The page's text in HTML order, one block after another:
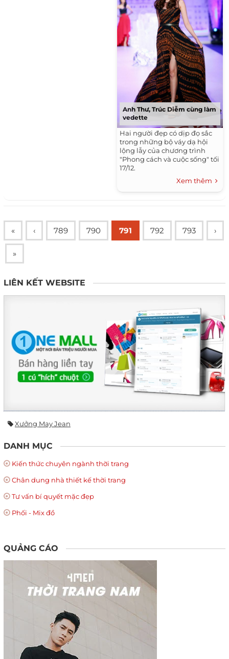
Anh Thư, Trúc Diễm cùng làm
vedette
Hai người đẹp có dịp đọ sắc
trong những bộ váy dạ hội
lộng lẫy của chương trình
"Phong cách và cuộc sống" tối
17/12.
Xem thêm
« ‹ 789 790 791 792 793 ›
»
LIÊN KẾT WEBSITE
Xưởng May Jean
DANH MỤC
Kiến thức chuyên ngành thời trang
Chân dung nhà thiết kế thời trang
Tư vấn bí quyết mặc đẹp
Phối - Mix đồ
QUẢNG CÁO